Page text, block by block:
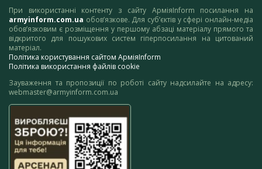
При використанні контенту з сайту АрміяInform посилання на
armyinform.com.ua обов’язкове. Для суб’єктів у сфері онлайн-медіа
обов’язковим є розміщення у першому абзаці матеріалу прямого та
відкритого для пошукових систем гіперпосилання на цитований
матеріал.
Політика користування сайтом АрміяInform
Політика використання файлів cookie
Зауваження та пропозиції по роботі сайту надсилайте на адресу:
webmaster@armyinform.com.ua